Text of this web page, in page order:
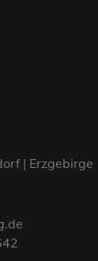
| Erzgebirge